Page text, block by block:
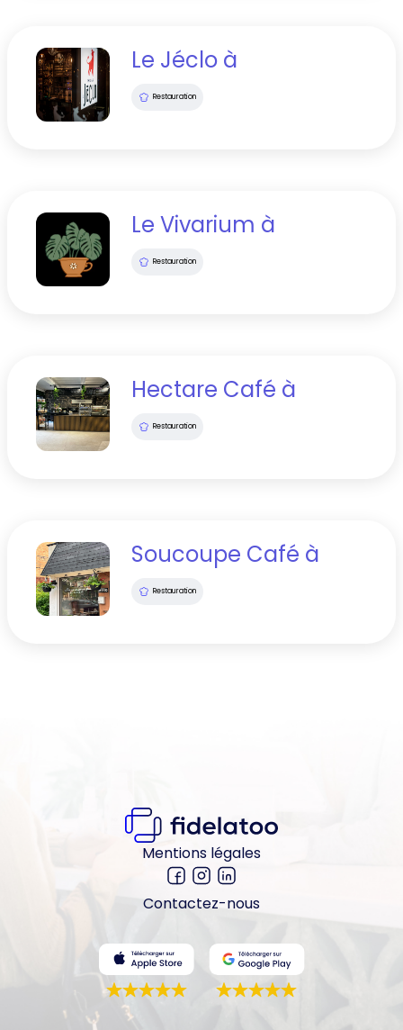
Le Jéclo à
Restauration
Le Vivarium à
Restauration
Hectare Café à
Restauration
Soucoupe Café à
Restauration
Mentions légales
Contactez-nous